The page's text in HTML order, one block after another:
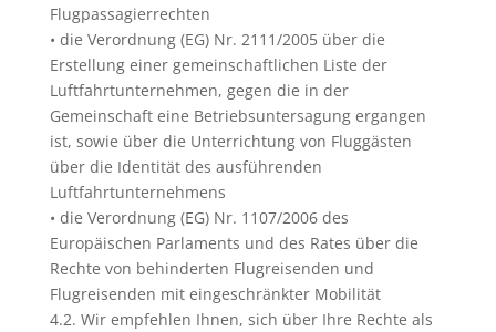
Flugpassagierrechten
• die Verordnung (EG) Nr. 2111/2005 über die
Erstellung einer gemeinschaftlichen Liste der
Luftfahrtunternehmen, gegen die in der
Gemeinschaft eine Betriebsuntersagung ergangen
ist, sowie über die Unterrichtung von Fluggästen
über die Identität des ausführenden
Luftfahrtunternehmens
• die Verordnung (EG) Nr. 1107/2006 des
Europäischen Parlaments und des Rates über die
Rechte von behinderten Flugreisenden und
Flugreisenden mit eingeschränkter Mobilität
4.2. Wir empfehlen Ihnen, sich über Ihre Rechte als